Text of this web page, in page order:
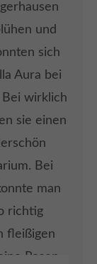
und
sich
Aura bei
Bei wirklich
sie einen
Bei
man
richtig
fleißigen
Rosen